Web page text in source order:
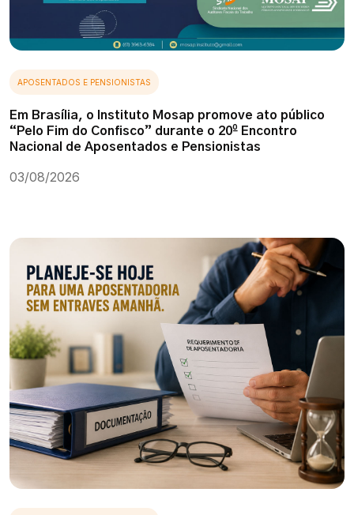
APOSENTADOS E PENSIONISTAS
Em Brasília, o Instituto Mosap promove ato público
“Pelo Fim do Confisco” durante o 20º Encontro
Nacional de Aposentados e Pensionistas
03/08/2026